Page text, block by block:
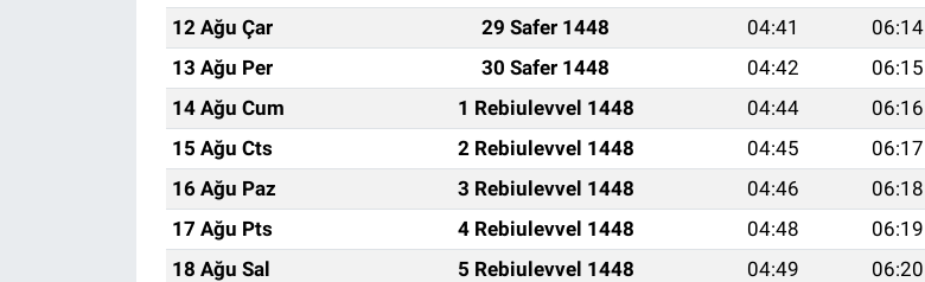
12 Ağu Çar
29 Safer 1448 04:41 06:14
13 Ağu Per
30 Safer 1448 04:42 06:15
14 Ağu Cum
1 Rebiulevvel 1448 04:44 06:16
15 Ağu Cts
2 Rebiulevvel 1448 04:45 06:17
16 Ağu Paz
3 Rebiulevvel 1448 04:46 06:18
17 Ağu Pts
4 Rebiulevvel 1448 04:48 06:19
18 Ağu Sal
5 Rebiulevvel 1448 04:49 06:20